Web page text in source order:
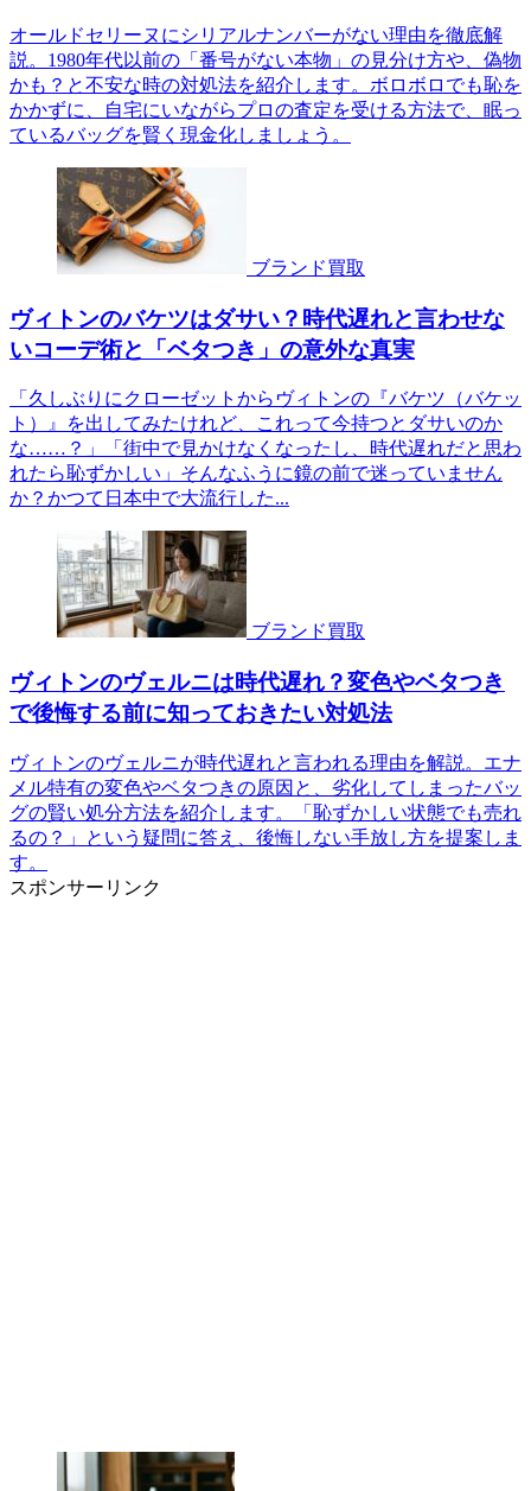
オールドセリーヌにシリアルナンバーがない理由を徹底解
説。1980年代以前の「番号がない本物」の見分け方や、偽物
かも？と不安な時の対処法を紹介します。ボロボロでも恥を
かかずに、自宅にいながらプロの査定を受ける方法で、眠っ
ているバッグを賢く現金化しましょう。
ブランド買取
ヴィトンのバケツはダサい？時代遅れと言わせな
いコーデ術と「ベタつき」の意外な真実
「久しぶりにクローゼットからヴィトンの『バケツ（バケッ
ト）』を出してみたけれど、これって今持つとダサいのか
な……？」「街中で見かけなくなったし、時代遅れだと思わ
れたら恥ずかしい」そんなふうに鏡の前で迷っていません
か？かつて日本中で大流行した...
ブランド買取
ヴィトンのヴェルニは時代遅れ？変色やベタつき
で後悔する前に知っておきたい対処法
ヴィトンのヴェルニが時代遅れと言われる理由を解説。エナ
メル特有の変色やベタつきの原因と、劣化してしまったバッ
グの賢い処分方法を紹介します。「恥ずかしい状態でも売れ
るの？」という疑問に答え、後悔しない手放し方を提案しま
す。
スポンサーリンク